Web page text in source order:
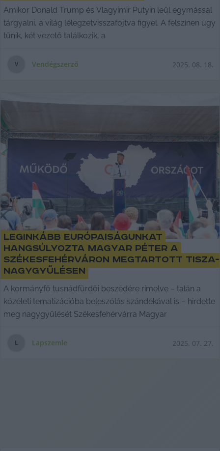
Amikor Donald Trump és Vlagyimir Putyin leül egymással
tárgyalni, a világ lélegzetvisszafojtva figyel. A felszínen úgy
tűnik, két vezető találkozik, a
V Vendégszerző 2025. 08. 18.
Leginkább európaiságunkat
hangsúlyozta Magyar Péter a
Székesfehérváron megtartott Tisza-
nagygyűlésen
A kormányfő tusnádfürdői beszédére rímelve – talán a
közéleti tematizációba beleszólás szándékával is – hirdette
meg nagygyűlését Székesfehérvárra Magyar
L Lapszemle 2025. 07. 27.